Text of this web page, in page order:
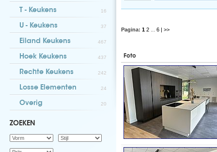
T - Keukens 16
U - Keukens 37
Eiland Keukens 467
Hoek Keukens 437
Rechte Keukens 242
Losse Elementen 24
Overig 20
ZOEKEN
Pagina: 1 2 6 | >>
Foto